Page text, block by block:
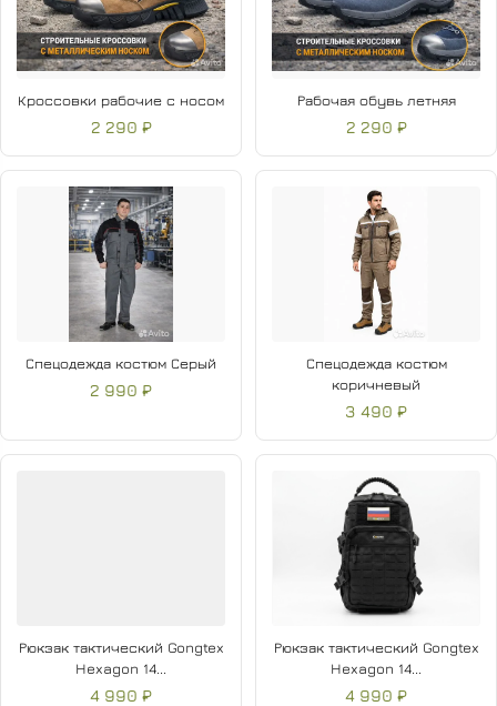
Кроссовки рабочие с носом
2 290 ₽
Рабочая обувь летняя
2 290 ₽
Спецодежда костюм Серый
2 990 ₽
Спецодежда костюм
коричневый
3 490 ₽
Рюкзак тактический Gongtex
Hexagon 14...
4 990 ₽
Рюкзак тактический Gongtex
Hexagon 14...
4 990 ₽